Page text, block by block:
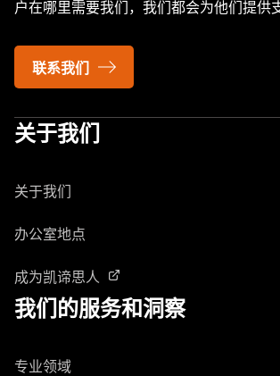
户在哪里需要我们，我们都会为他们提供
联系我们
关于我们
关于我们
办公室地点
成为凯谛思人
我们的服务和洞察
专业领域